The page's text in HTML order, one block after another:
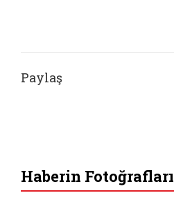
Paylaş
Haberin Fotoğrafları